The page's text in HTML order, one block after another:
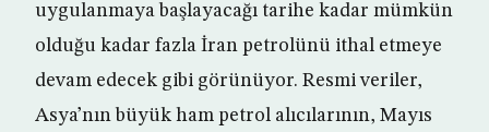
uygulanmaya başlayacağı tarihe kadar mümkün
olduğu kadar fazla İran petrolünü ithal etmeye
devam edecek gibi görünüyor. Resmi veriler,
Asya’nın büyük ham petrol alıcılarının, Mayıs